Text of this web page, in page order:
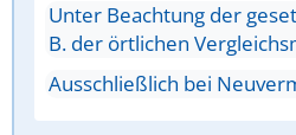
Unter Beachtung der
B. der örtlichen
Ausschließlich bei